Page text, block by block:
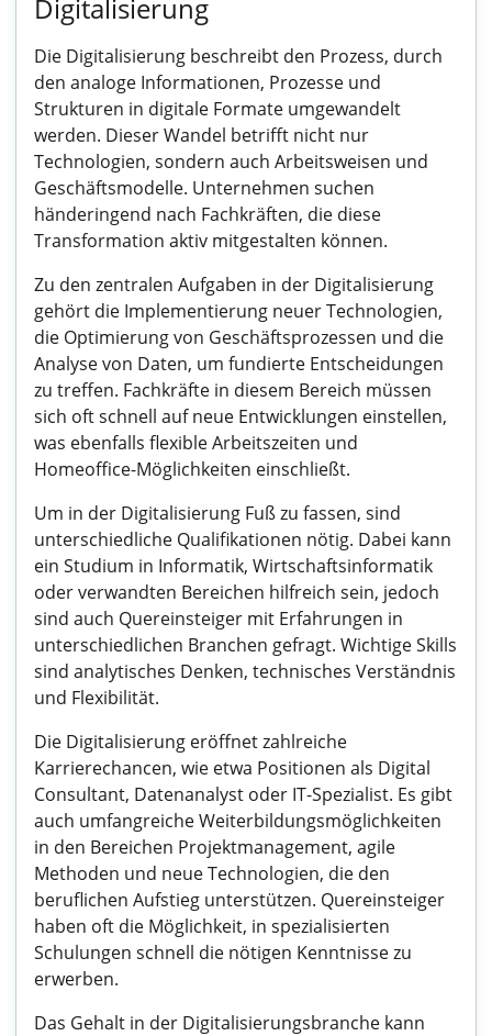
Digitalisierung
Die Digitalisierung beschreibt den Prozess, durch
den analoge Informationen, Prozesse und
Strukturen in digitale Formate umgewandelt
werden. Dieser Wandel betrifft nicht nur
Technologien, sondern auch Arbeitsweisen und
Geschäftsmodelle. Unternehmen suchen
händeringend nach Fachkräften, die diese
Transformation aktiv mitgestalten können.
Zu den zentralen Aufgaben in der Digitalisierung
gehört die Implementierung neuer Technologien,
die Optimierung von Geschäftsprozessen und die
Analyse von Daten, um fundierte Entscheidungen
zu treffen. Fachkräfte in diesem Bereich müssen
sich oft schnell auf neue Entwicklungen einstellen,
was ebenfalls flexible Arbeitszeiten und
Homeoffice-Möglichkeiten einschließt.
Um in der Digitalisierung Fuß zu fassen, sind
unterschiedliche Qualifikationen nötig. Dabei kann
ein Studium in Informatik, Wirtschaftsinformatik
oder verwandten Bereichen hilfreich sein, jedoch
sind auch Quereinsteiger mit Erfahrungen in
unterschiedlichen Branchen gefragt. Wichtige Skills
sind analytisches Denken, technisches Verständnis
und Flexibilität.
Die Digitalisierung eröffnet zahlreiche
Karrierechancen, wie etwa Positionen als Digital
Consultant, Datenanalyst oder IT-Spezialist. Es gibt
auch umfangreiche Weiterbildungsmöglichkeiten
in den Bereichen Projektmanagement, agile
Methoden und neue Technologien, die den
beruflichen Aufstieg unterstützen. Quereinsteiger
haben oft die Möglichkeit, in spezialisierten
Schulungen schnell die nötigen Kenntnisse zu
erwerben.
Das Gehalt in der Digitalisierungsbranche kann